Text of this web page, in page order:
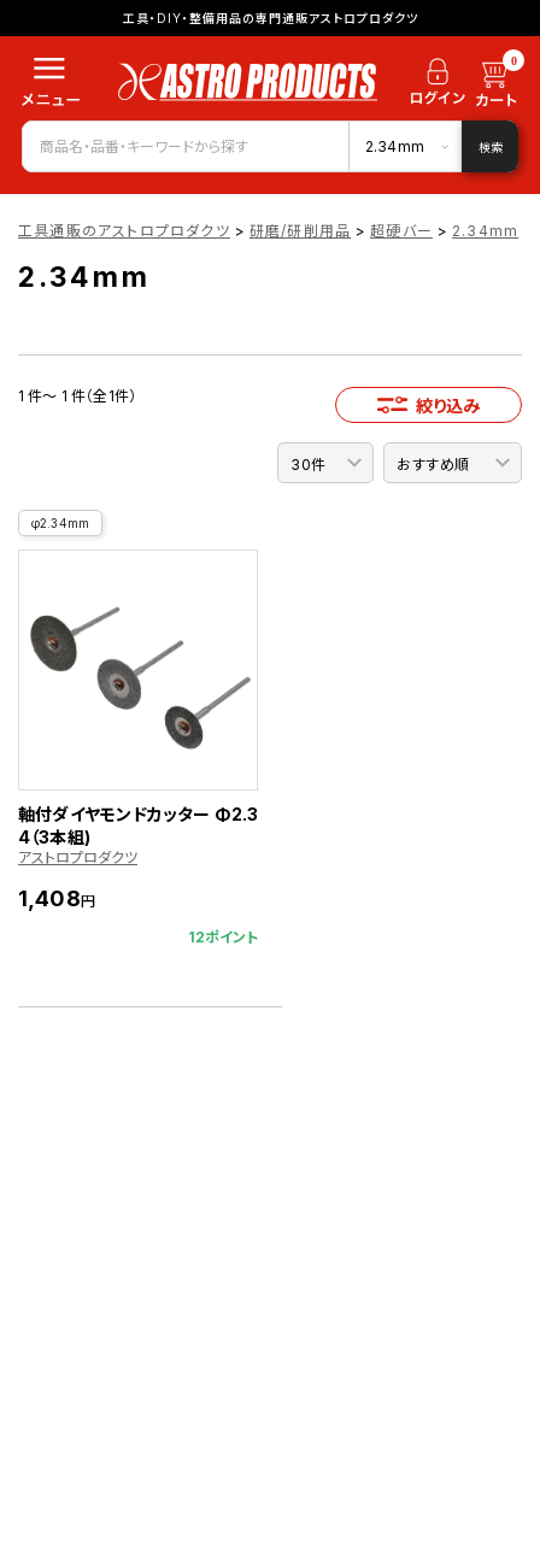
工具・DIY・整備用品の専門通販アストロプロダクツ
0
2.34mm 検索
工具通販のアストロプロダクツ > 研磨/研削用品 > 超硬バー > 2.34mm
2.34mm
1 件～ 1 件（全1件） 絞り込み
φ2.34mm
軸付ダイヤモンドカッター Φ2.3
4（3本組)
アストロプロダクツ
1,408円
12ポイント